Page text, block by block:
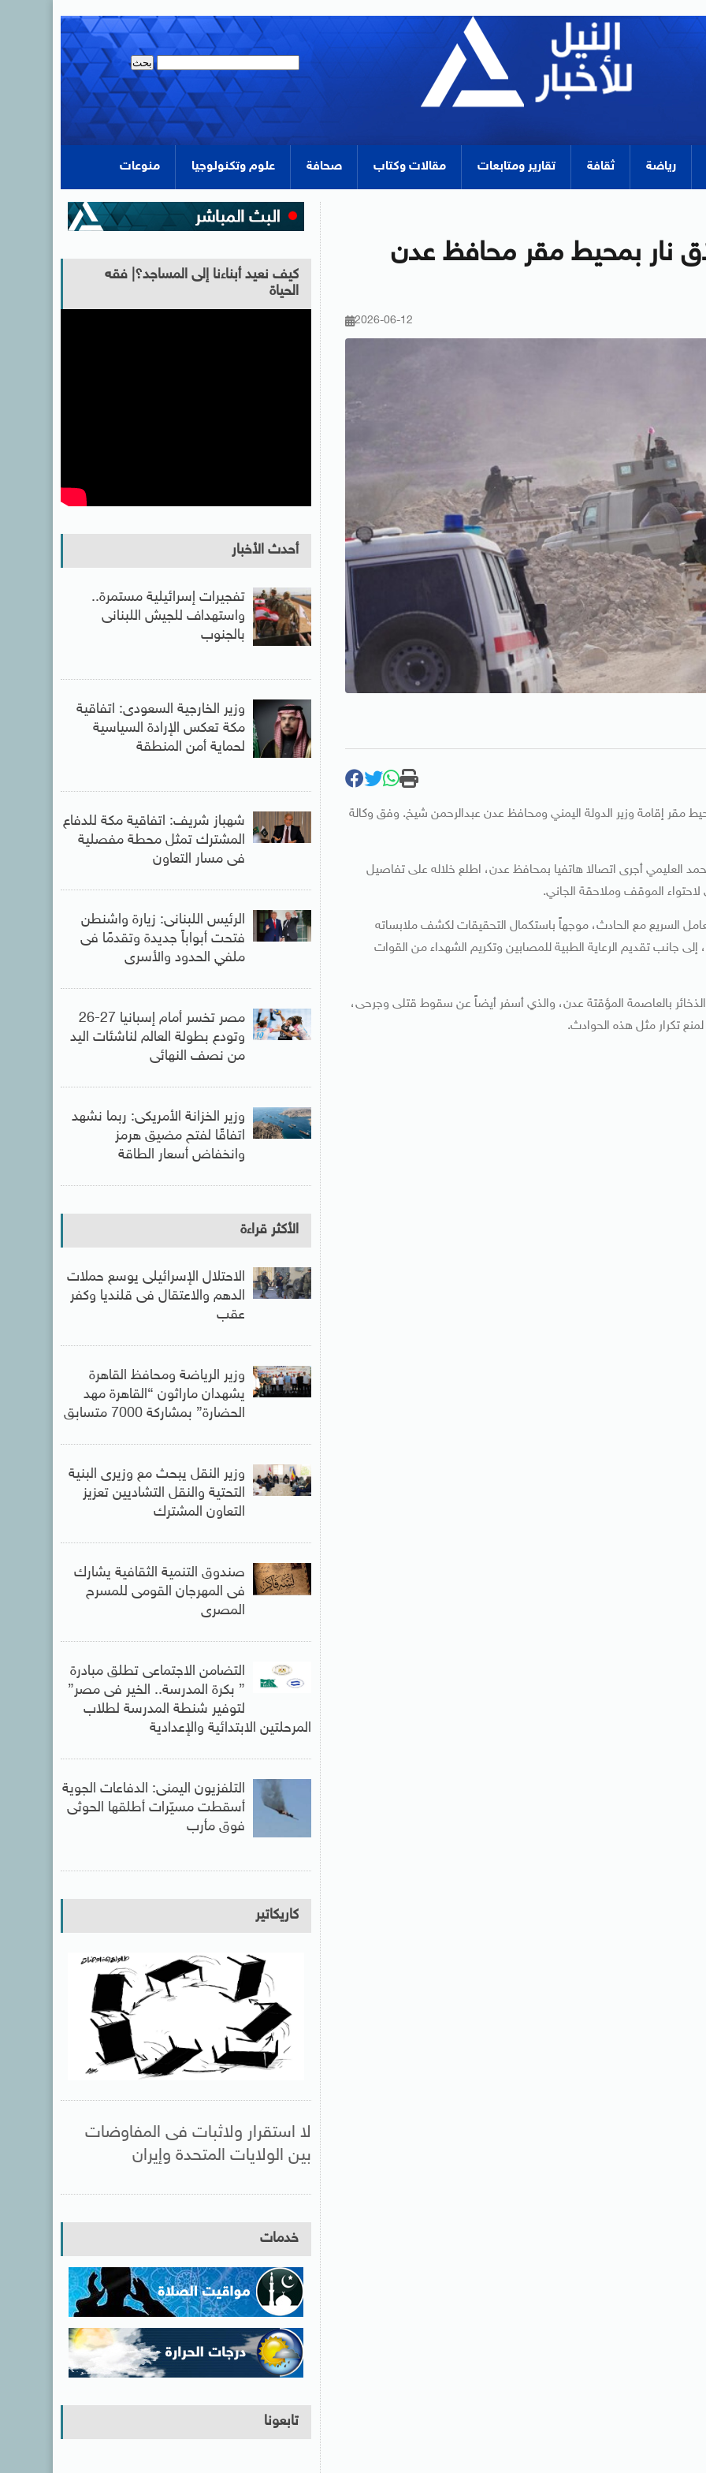
رياضة ثقافة تقارير ومتابعات مقالات وكتاب صحافة علوم وتكنولوجيا منوعات
نار بمحيط مقر محافظ عدن
2026-06-12
إقامة وزير الدولة اليمني ومحافظ عدن عبدالرحمن شيخ. وفق وكالة
العليمي أجرى اتصالا هاتفيا بمحافظ عدن، اطلع خلاله على تفاصيل
لاحتواء الموقف وملاحقة الجاني.
السريع مع الحادث، موجهاً باستكمال التحقيقات لكشف ملابساته
جانب تقديم الرعاية الطبية للمصابين وتكريم الشهداء من القوات
بالعاصمة المؤقتة عدن، والذي أسفر أيضاً عن سقوط قتلى وجرحى،
تكرار مثل هذه الحوادث.
كيف نعيد أبناءنا إلى المساجد؟| فقه
الحياة
أحدث الأخبار
تفجيرات إسرائيلية مستمرة..
واستهداف للجيش اللبنانى
بالجنوب
وزير الخارجية السعودى: اتفاقية
مكة تعكس الإرادة السياسية
لحماية أمن المنطقة
شهباز شريف: اتفاقية مكة للدفاع
المشترك تمثل محطة مفصلية
فى مسار التعاون
الرئيس اللبنانى: زيارة واشنطن
فتحت أبواباً جديدة وتقدمًا فى
ملفي الحدود والأسرى
مصر تخسر أمام إسبانيا 27-26
وتودع بطولة العالم لناشئات اليد
من نصف النهائى
وزير الخزانة الأمريكى: ربما نشهد
اتفاقًا لفتح مضيق هرمز
وانخفاض أسعار الطاقة
الأكثر قراءة
الاحتلال الإسرائيلى يوسع حملات
الدهم والاعتقال فى قلنديا وكفر
عقب
وزير الرياضة ومحافظ القاهرة
يشهدان ماراثون “القاهرة مهد
الحضارة” بمشاركة 7000 متسابق
وزير النقل يبحث مع وزيرى البنية
التحتية والنقل التشاديين تعزيز
التعاون المشترك
صندوق التنمية الثقافية يشارك
فى المهرجان القومى للمسرح
المصرى
التضامن الاجتماعى تطلق مبادرة
” بكرة المدرسة.. الخير فى مصر”
لتوفير شنطة المدرسة لطلاب
المرحلتين الابتدائية والإعدادية
التلفزيون اليمنى: الدفاعات الجوية
أسقطت مسيّرات أطلقها الحوثى
فوق مأرب
كاريكاتير
لا استقرار ولاثبات فى المفاوضات
بين الولايات المتحدة وإيران
خدمات
تابعونا